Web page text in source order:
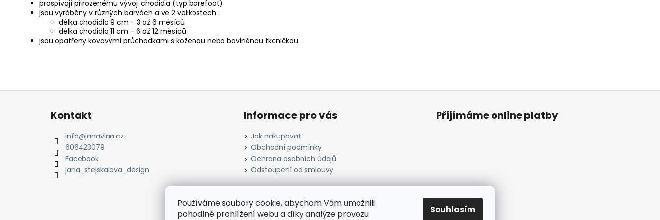
Používáme soubory cookie, abychom Vám umožnili
pohodlné prohlížení webu a díky analýze provozu
Souhlasím
prospívají přirozenému vývoji chodidla (typ barefoot)
jsou vyráběny v různých barvách a ve 2 velikostech :
délka chodidla 9 cm - 3 až 6 měsíců
délka chodidla 11 cm - 6 až 12 měsíců
jsou opatřeny kovovými průchodkami s koženou nebo bavlněnou tkaničkou
Z
Kontakt
info@janavlna.cz
606423079
Facebook
jana_stejskalova_design
Informace pro vás
Jak nakupovat
Obchodní podmínky
Ochrana osobních údajů
Odstoupení od smlouvy
Přijímáme online platby
janavlna.cz